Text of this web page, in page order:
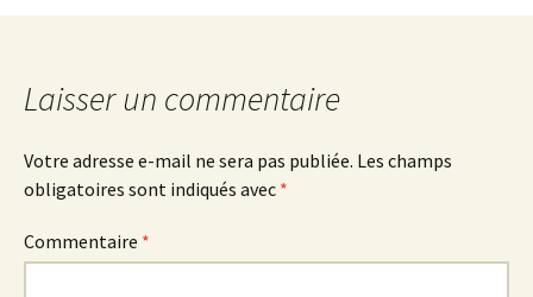
Laisser un commentaire
Votre adresse e-mail ne sera pas publiée. Les champs
obligatoires sont indiqués avec *
Commentaire *